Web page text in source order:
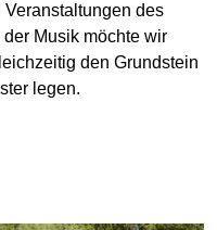
des
Musik möchte wir
den Grundstein
legen.